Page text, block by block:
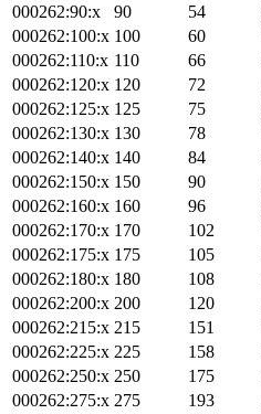
000262:90:x
90 54
000262:100:x 100 60
000262:110:x 110 66
000262:120:x 120 72
000262:125:x 125 75
000262:130:x 130 78
000262:140:x 140 84
000262:150:x 150 90
000262:160:x 160 96
000262:170:x 170 102
000262:175:x 175 105
000262:180:x 180 108
000262:200:x 200 120
000262:215:x 215 151
000262:225:x 225 158
000262:250:x 250 175
000262:275:x 275 193